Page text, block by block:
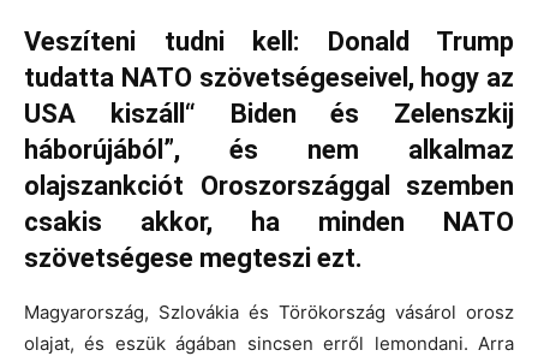
Veszíteni tudni kell: Donald Trump
tudatta NATO szövetségeseivel, hogy az
USA kiszáll“ Biden és Zelenszkij
háborújából”, és nem alkalmaz
olajszankciót Oroszországgal szemben
csakis akkor, ha minden NATO
szövetségese megteszi ezt.
Magyarország, Szlovákia és Törökország vásárol orosz
olajat, és eszük ágában sincsen erről lemondani. Arra